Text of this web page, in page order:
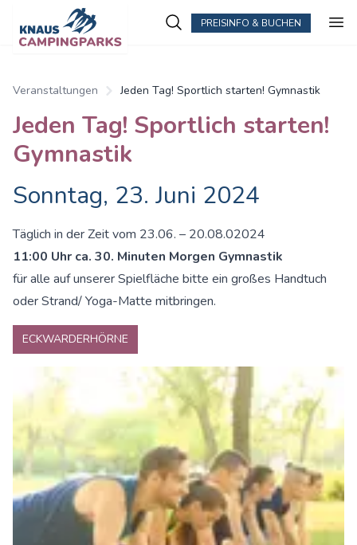
PREISINFO & BUCHEN
Veranstaltungen Jeden Tag! Sportlich starten! Gymnastik
Jeden Tag! Sportlich starten!
Gymnastik
Sonntag, 23. Juni 2024
Täglich in der Zeit vom 23.06. – 20.08.02024
11:00 Uhr ca. 30. Minuten Morgen Gymnastik
für alle auf unserer Spielfläche bitte ein großes Handtuch
oder Strand/ Yoga-Matte mitbringen.
ECKWARDERHÖRNE